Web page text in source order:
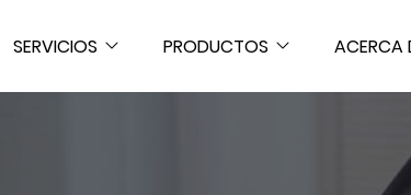
SERVICIOS PRODUCTOS ACERCA